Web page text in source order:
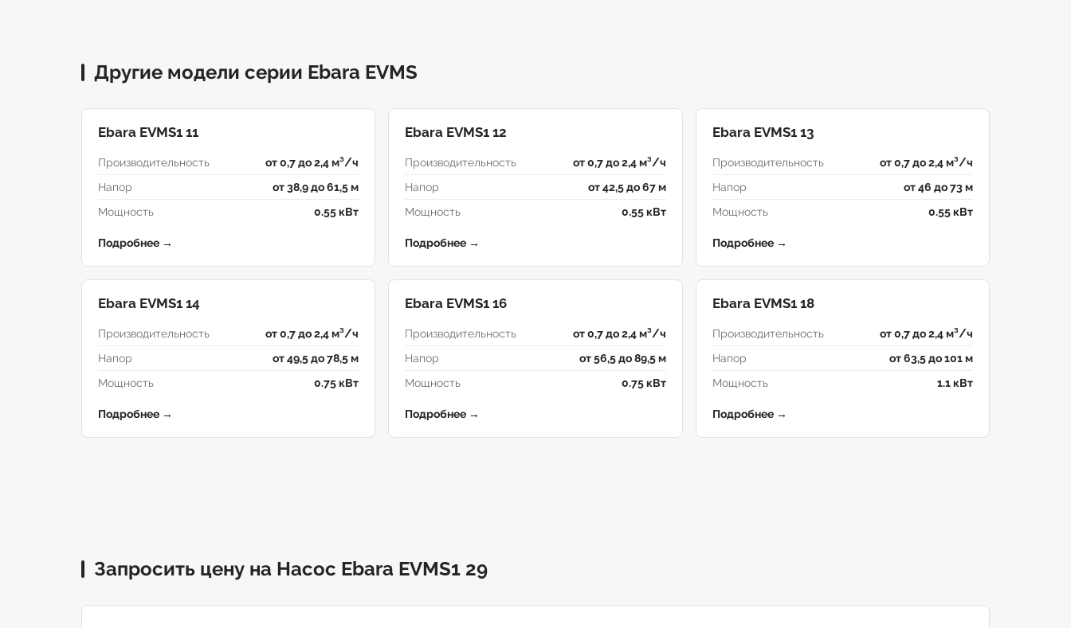
Другие модели серии Ebara EVMS
Ebara EVMS1 11
Производительность
от 0,7 до 2,4 м³/ч
Напор
от 38,9 до 61,5 м
Мощность
0.55 кВт
Подробнее →
Ebara EVMS1 12
Производительность
от 0,7 до 2,4 м³/ч
Напор
от 42,5 до 67 м
Мощность
0.55 кВт
Подробнее →
Ebara EVMS1 13
Производительность
от 0,7 до 2,4 м³/ч
Напор
от 46 до 73 м
Мощность
0.55 кВт
Подробнее →
Ebara EVMS1 14
Производительность
от 0,7 до 2,4 м³/ч
Напор
от 49,5 до 78,5 м
Мощность
0.75 кВт
Подробнее →
Ebara EVMS1 16
Производительность
от 0,7 до 2,4 м³/ч
Напор
от 56,5 до 89,5 м
Мощность
0.75 кВт
Подробнее →
Ebara EVMS1 18
Производительность
от 0,7 до 2,4 м³/ч
Напор
от 63,5 до 101 м
Мощность
1.1 кВт
Подробнее →
Запросить цену на Насос Ebara EVMS1 29